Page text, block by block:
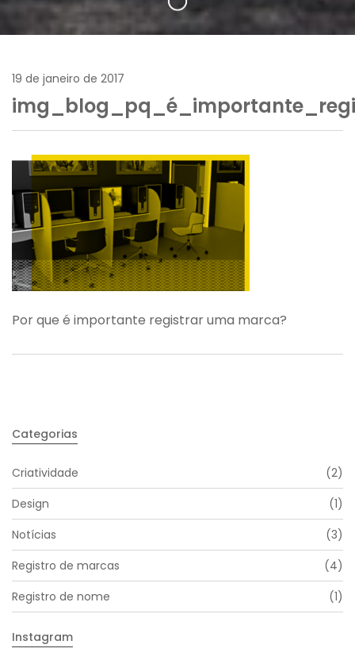
19 de janeiro de 2017
Por que é importante registrar uma marca?
Categorias
Criatividade
(2)
Design
(1)
Notícias
(3)
Registro de marcas
(4)
Registro de nome
(1)
Instagram